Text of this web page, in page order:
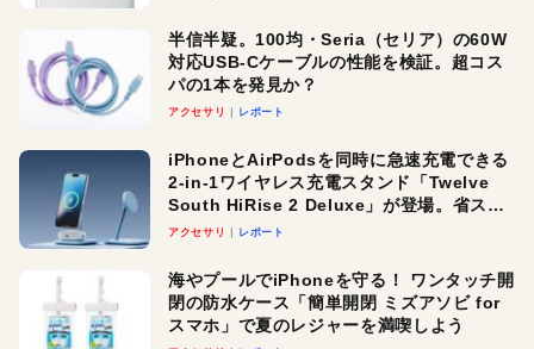
半信半疑。100均・Seria（セリア）の60W
対応USB-Cケーブルの性能を検証。超コス
パの1本を発見か？
アクセサリ レポート
iPhoneとAirPodsを同時に急速充電できる
2-in-1ワイヤレス充電スタンド「Twelve
South HiRise 2 Deluxe」が登場。省スペ
ースでおしゃれに充電したい人にオスス
アクセサリ レポート
海やプールでiPhoneを守る！ ワンタッチ開
閉の防水ケース「簡単開閉 ミズアソビ for
スマホ」で夏のレジャーを満喫しよう